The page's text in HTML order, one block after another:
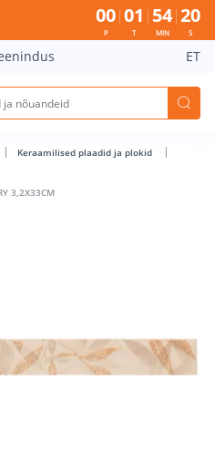
LAZIO IVORY 3,2X33CM -
00
P
01
T
54
MIN
19
S
ET
Keraamilised plaadid ja plokid
3,2X33CM